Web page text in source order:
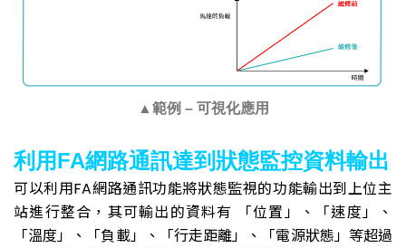
▲範例 – 可視化應用
利用FA網路通訊達到狀態監控資料輸出
可以利用FA網路通訊功能將狀態監視的功能輸出到上位主
站進行整合，其可輸出的資料有 「位置」、「速度」、
「溫度」、「負載」、「行走距離」、「電源狀態」等超過